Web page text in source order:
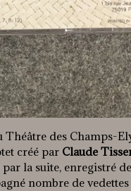
Théâtre des Champs-
créé par Claude
la suite, enregistré
nombre de